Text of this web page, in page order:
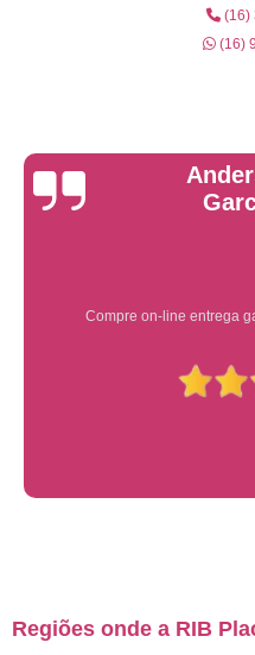
(16)
(16)
Yuri
Ótimo
Regiões onde a RIB